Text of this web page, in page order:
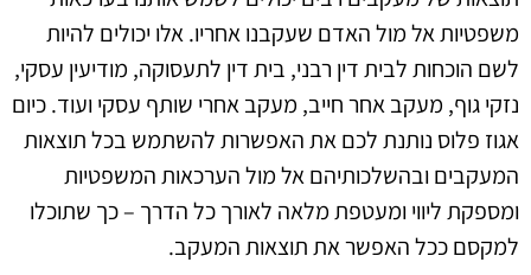
משפטיות אל מול האדם שעקבנו אחריו. אלו יכולים להיות
לשם הוכחות לבית דין רבני, בית דין לתעסוקה, מודיעין עסקי,
נזקי גוף, מעקב אחר חייב, מעקב אחרי שותף עסקי ועוד. כיום
אגוז פלוס נותנת לכם את האפשרות להשתמש בכל תוצאות
המעקבים ובהשלכותיהם אל מול הערכאות המשפטיות
ומספקת ליווי ומעטפת מלאה לאורך כל הדרך – כך שתוכלו
למקסם ככל האפשר את תוצאות המעקב.